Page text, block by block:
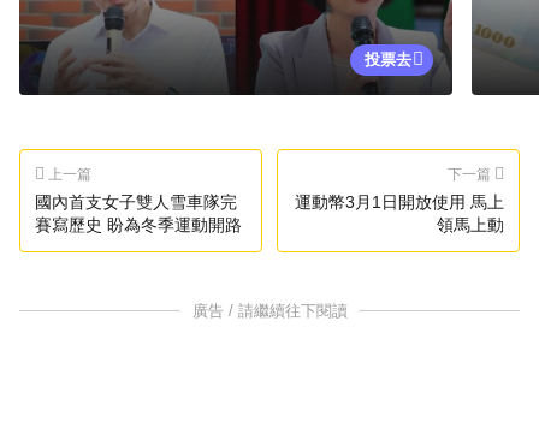
投票去
上一篇
國內首支女子雙人雪車隊完
賽寫歷史 盼為冬季運動開路
下一篇
運動幣3月1日開放使用 馬上
領馬上動
廣告 / 請繼續往下閱讀